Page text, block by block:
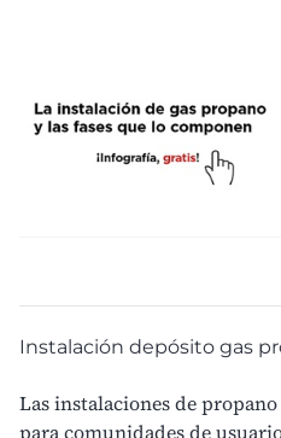
Instalación depósito gas
Las instalaciones de
para comunidades de